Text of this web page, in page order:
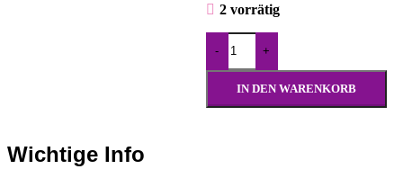
2 vorrätig
- +
IN DEN WARENKORB
Wichtige Info